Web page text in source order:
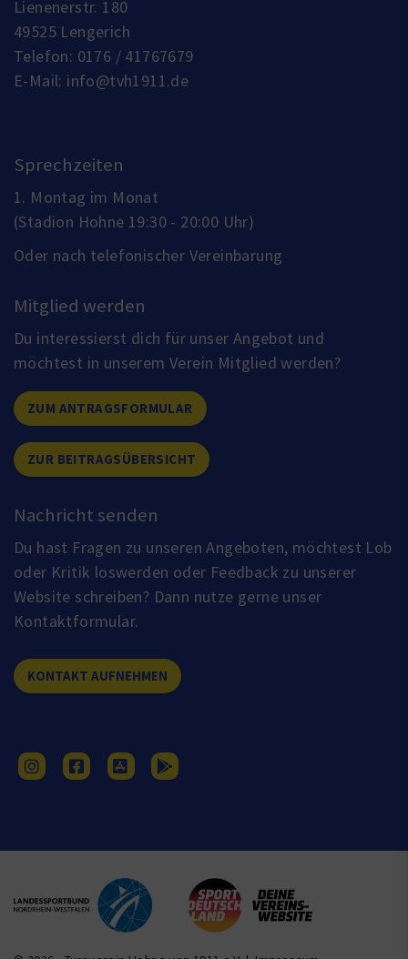
Lienenerstr. 180
49525 Lengerich
Telefon: 0176 / 41767679
E-Mail: info@tvh1911.de
Sprechzeiten
1. Montag im Monat
(Stadion Hohne 19:30 - 20:00 Uhr)
Oder nach telefonischer Vereinbarung
Mitglied werden
Du interessierst dich für unser Angebot und
möchtest in unserem Verein Mitglied werden?
ZUM ANTRAGSFORMULAR
ZUR BEITRAGSÜBERSICHT
Nachricht senden
Du hast Fragen zu unseren Angeboten, möchtest Lob
oder Kritik loswerden oder Feedback zu unserer
Website schreiben? Dann nutze gerne unser
Kontaktformular.
KONTAKT AUFNEHMEN